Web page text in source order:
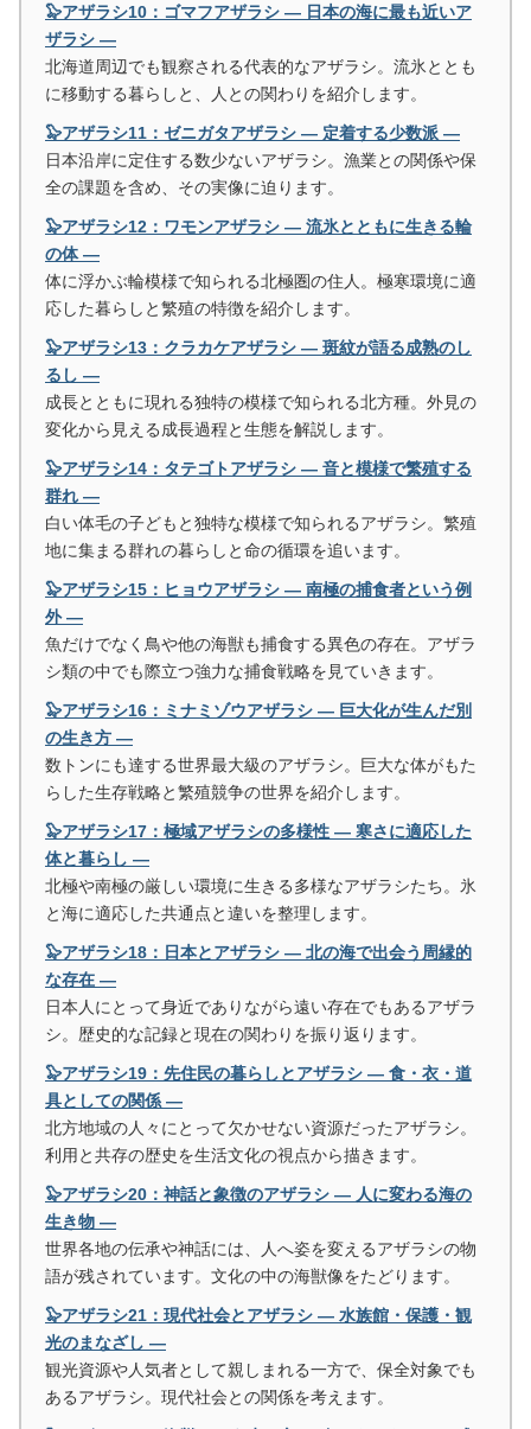
🦭アザラシ10：ゴマフアザラシ ― 日本の海に最も近いア
ザラシ ―
北海道周辺でも観察される代表的なアザラシ。流氷ととも
に移動する暮らしと、人との関わりを紹介します。
🦭アザラシ11：ゼニガタアザラシ ― 定着する少数派 ―
日本沿岸に定住する数少ないアザラシ。漁業との関係や保
全の課題を含め、その実像に迫ります。
🦭アザラシ12：ワモンアザラシ ― 流氷とともに生きる輪
の体 ―
体に浮かぶ輪模様で知られる北極圏の住人。極寒環境に適
応した暮らしと繁殖の特徴を紹介します。
🦭アザラシ13：クラカケアザラシ ― 斑紋が語る成熟のし
るし ―
成長とともに現れる独特の模様で知られる北方種。外見の
変化から見える成長過程と生態を解説します。
🦭アザラシ14：タテゴトアザラシ ― 音と模様で繁殖する
群れ ―
白い体毛の子どもと独特な模様で知られるアザラシ。繁殖
地に集まる群れの暮らしと命の循環を追います。
🦭アザラシ15：ヒョウアザラシ ― 南極の捕食者という例
外 ―
魚だけでなく鳥や他の海獣も捕食する異色の存在。アザラ
シ類の中でも際立つ強力な捕食戦略を見ていきます。
🦭アザラシ16：ミナミゾウアザラシ ― 巨大化が生んだ別
の生き方 ―
数トンにも達する世界最大級のアザラシ。巨大な体がもた
らした生存戦略と繁殖競争の世界を紹介します。
🦭アザラシ17：極域アザラシの多様性 ― 寒さに適応した
体と暮らし ―
北極や南極の厳しい環境に生きる多様なアザラシたち。氷
と海に適応した共通点と違いを整理します。
🦭アザラシ18：日本とアザラシ ― 北の海で出会う周縁的
な存在 ―
日本人にとって身近でありながら遠い存在でもあるアザラ
シ。歴史的な記録と現在の関わりを振り返ります。
🦭アザラシ19：先住民の暮らしとアザラシ ― 食・衣・道
具としての関係 ―
北方地域の人々にとって欠かせない資源だったアザラシ。
利用と共存の歴史を生活文化の視点から描きます。
🦭アザラシ20：神話と象徴のアザラシ ― 人に変わる海の
生き物 ―
世界各地の伝承や神話には、人へ姿を変えるアザラシの物
語が残されています。文化の中の海獣像をたどります。
🦭アザラシ21：現代社会とアザラシ ― 水族館・保護・観
光のまなざし ―
観光資源や人気者として親しまれる一方で、保全対象でも
あるアザラシ。現代社会との関係を考えます。